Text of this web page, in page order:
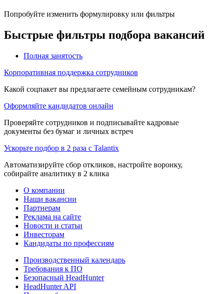
Попробуйте изменить формулировку или фильтры
Быстрые фильтры подбора вакансий
Полная занятость
Корпоративная поддержка сотрудников
Какой соцпакет вы предлагаете семейным сотрудникам?
Оформляйте кандидатов онлайн
Проверяйте сотрудников и подписывайте кадровые
документы без бумаг и личных встреч
Ускорьте подбор в 2 раза с Talantix
Автоматизируйте сбор откликов, настройте воронку,
собирайте аналитику в 2 клика
О компании
Наши вакансии
Партнерам
Реклама на сайте
Новости и статьи
Инвесторам
Кандидаты по профессиям
Производственный календарь
Требования к ПО
Безопасный HeadHunter
HeadHunter API